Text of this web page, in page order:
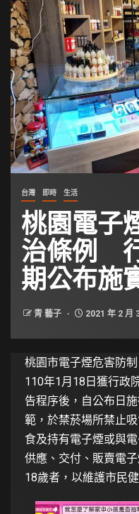
台灣 即時 生活
桃園電子
治條例
期公布施
青 藝子 2021 年 2 月
桃園市電子煙危害防
110年1月18日獲行政
告程序後，自公布日
範，於禁菸場所禁止
食及持有電子煙或與
供應、交付、販賣電
18歲者，以維護市民健